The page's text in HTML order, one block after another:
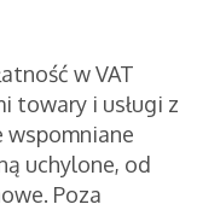
w VAT
towary i usługi z
wspomniane
uchylone, od
Poza